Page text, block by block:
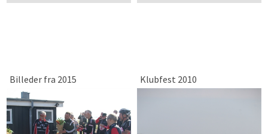
Billeder fra 2015 Klubfest 2010